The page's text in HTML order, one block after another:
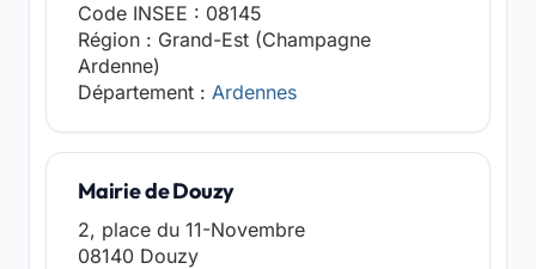
Code INSEE : 08145
Région : Grand-Est (Champagne
Ardenne)
Département : Ardennes
Mairie de Douzy
2, place du 11-Novembre
08140 Douzy